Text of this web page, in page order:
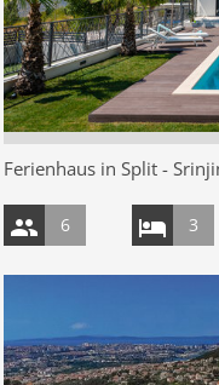
Ferienhaus in Split -
6 3